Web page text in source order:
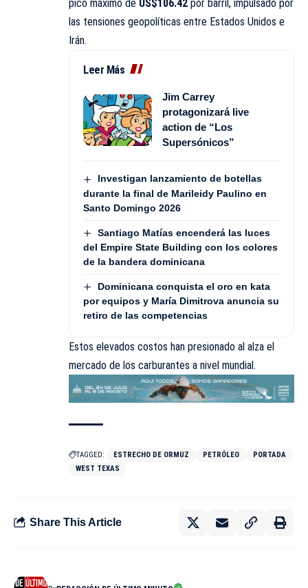
pico máximo de US$106.42 por barril, impulsado por
las tensiones geopolíticas entre Estados Unidos e
Irán.
Leer Más
Jim Carrey
protagonizará live
action de “Los
Supersónicos”
Investigan lanzamiento de botellas
durante la final de Marileidy Paulino en
Santo Domingo 2026
Santiago Matías encenderá las luces
del Empire State Building con los colores
de la bandera dominicana
Dominicana conquista el oro en kata
por equipos y María Dimitrova anuncia su
retiro de las competencias
Estos elevados costos han presionado al alza el
mercado de los carburantes a nivel mundial.
TAGGED: ESTRECHO DE ORMUZ PETRÓLEO
PORTADA
WEST TEXAS
Share This Article